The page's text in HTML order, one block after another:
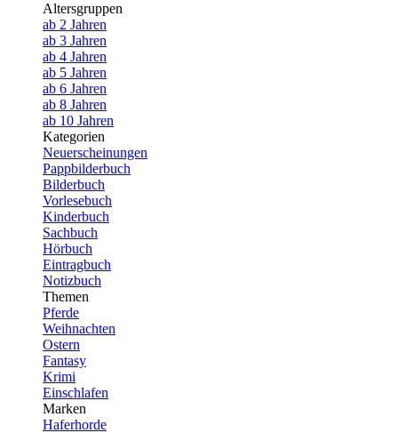
Altersgruppen
ab 2 Jahren
ab 3 Jahren
ab 4 Jahren
ab 5 Jahren
ab 6 Jahren
ab 8 Jahren
ab 10 Jahren
Kategorien
Neuerscheinungen
Pappbilderbuch
Bilderbuch
Vorlesebuch
Kinderbuch
Sachbuch
Hörbuch
Eintragbuch
Notizbuch
Themen
Pferde
Weihnachten
Ostern
Fantasy
Krimi
Einschlafen
Marken
Haferhorde